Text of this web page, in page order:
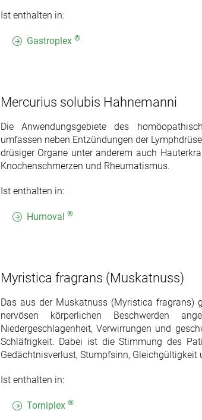
Ist enthalten in:
Gastroplex ®
Mercurius solubis Hahnemanni
Die Anwendungsgebiete des
umfassen neben Entzündungen der
drüsiger Organe unter anderem auch
Knochenschmerzen und Rheumatismus.
Ist enthalten in:
Humoval ®
Myristica fragrans (Muskatnuss)
Das aus der Muskatnuss (Myristica fragrans)
nervösen körperlichen Beschwerden
Niedergeschlagenheit, Verwirrungen und
Schläfrigkeit. Dabei ist die Stimmung des
Gedächtnisverlust, Stumpfsinn, Gleichgültigkeit
Ist enthalten in:
Torniplex ®